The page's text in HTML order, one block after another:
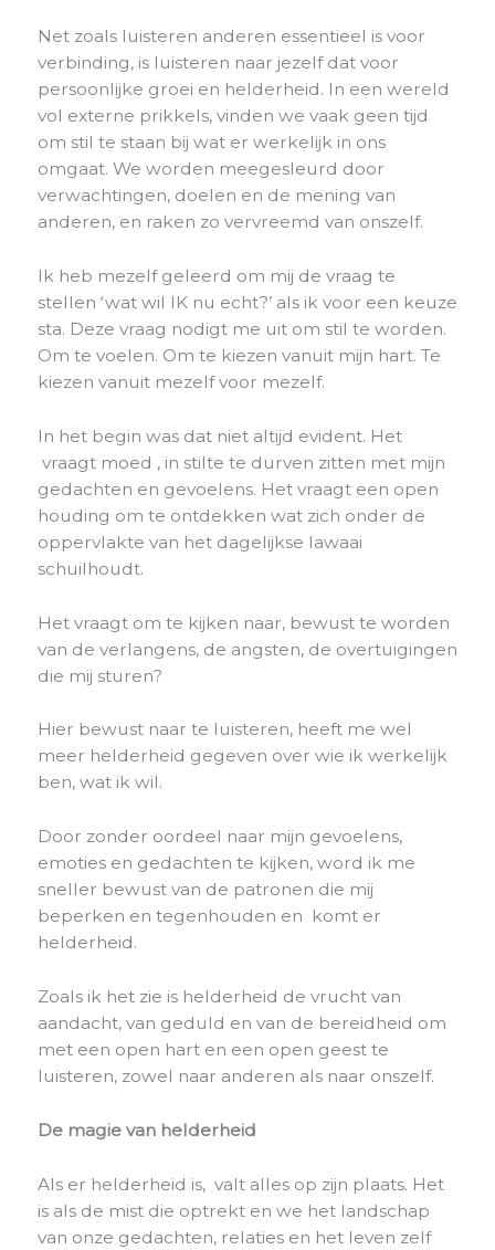
Net zoals luisteren anderen essentieel is voor
verbinding, is luisteren naar jezelf dat voor
persoonlijke groei en helderheid. In een wereld
vol externe prikkels, vinden we vaak geen tijd
om stil te staan ​​bij wat er werkelijk in ons
omgaat. We worden meegesleurd door
verwachtingen, doelen en de mening van
anderen, en raken zo vervreemd van onszelf.
Ik heb mezelf geleerd om mij de vraag te
stellen ‘wat wil IK nu echt?’ als ik voor een keuze
sta. Deze vraag nodigt me uit om stil te worden.
Om te voelen. Om te kiezen vanuit mijn hart. Te
kiezen vanuit mezelf voor mezelf.
In het begin was dat niet altijd evident. Het
vraagt moed , in stilte te durven zitten met mijn
gedachten en gevoelens. Het vraagt ​​een open
houding om te ontdekken wat zich onder de
oppervlakte van het dagelijkse lawaai
schuilhoudt.
Het vraagt om te kijken naar, bewust te worden
van de verlangens, de angsten, de overtuigingen
die mij sturen?
Hier bewust naar te luisteren, heeft me wel
meer helderheid gegeven over wie ik werkelijk
ben, wat ik wil.
Door zonder oordeel naar mijn gevoelens,
emoties en gedachten te kijken, word ik me
sneller bewust van de patronen die mij
beperken en tegenhouden en komt er
helderheid.
Zoals ik het zie is helderheid de vrucht van
aandacht, van geduld en van de bereidheid om
met een open hart en een open geest te
luisteren, zowel naar anderen als naar onszelf.
De magie van helderheid
Als er helderheid is, valt alles op zijn plaats. Het
is als de mist die optrekt en we het landschap
van onze gedachten, relaties en het leven zelf